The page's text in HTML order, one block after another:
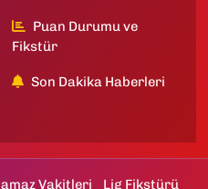
Puan Durumu ve
Fikstür
Son Dakika Haberleri
Vakitleri Lig Fikstürü